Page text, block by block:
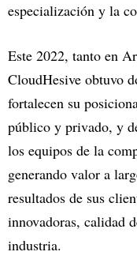
especialización y la
Este 2022, tanto en
CloudHesive obtuvo
fortalecen su
público y privado, y
los equipos de la
generando valor a
resultados de sus
innovadoras, calidad
industria.